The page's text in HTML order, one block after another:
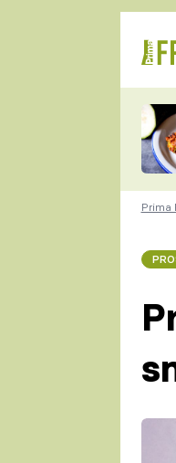
RYCHLOVKY
Prima